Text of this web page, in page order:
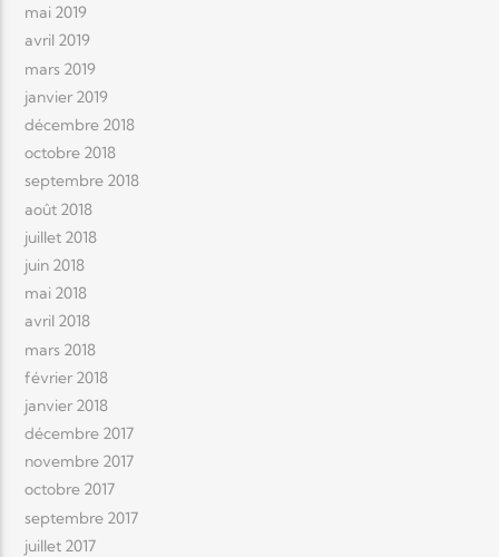
mai 2019
avril 2019
mars 2019
janvier 2019
décembre 2018
octobre 2018
septembre 2018
août 2018
juillet 2018
juin 2018
mai 2018
avril 2018
mars 2018
février 2018
janvier 2018
décembre 2017
novembre 2017
octobre 2017
septembre 2017
juillet 2017